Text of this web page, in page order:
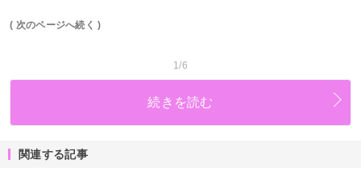
( 次のページへ続く )
1/6
続きを読む
関連する記事